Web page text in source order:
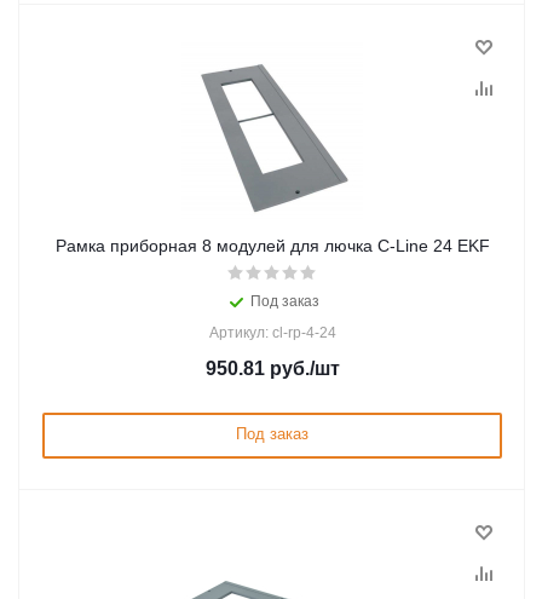
Рамка приборная 8 модулей для лючка C-Line 24 EKF
Под заказ
Артикул: cl-rp-4-24
950.81руб./шт
Под заказ